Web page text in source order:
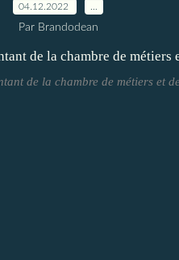
04.12.2022
Par Brandodean
de la chambre de métiers et